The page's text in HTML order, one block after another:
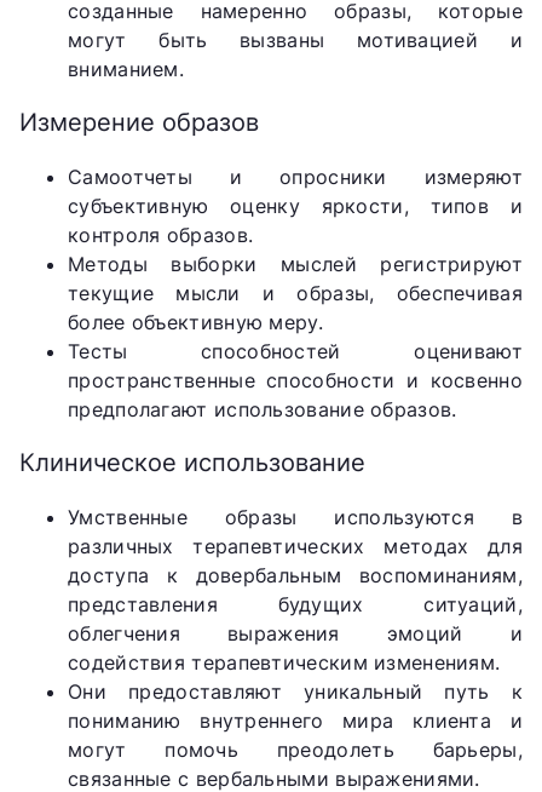
созданные намеренно образы, которые
могут быть вызваны мотивацией и
вниманием.
Измерение образов
Самоотчеты и опросники измеряют
субъективную оценку яркости, типов и
контроля образов.
Методы выборки мыслей регистрируют
текущие мысли и образы, обеспечивая
более объективную меру.
Тесты способностей оценивают
пространственные способности и косвенно
предполагают использование образов.
Клиническое использование
Умственные образы используются в
различных терапевтических методах для
доступа к довербальным воспоминаниям,
представления будущих ситуаций,
облегчения выражения эмоций и
содействия терапевтическим изменениям.
Они предоставляют уникальный путь к
пониманию внутреннего мира клиента и
могут помочь преодолеть барьеры,
связанные с вербальными выражениями.